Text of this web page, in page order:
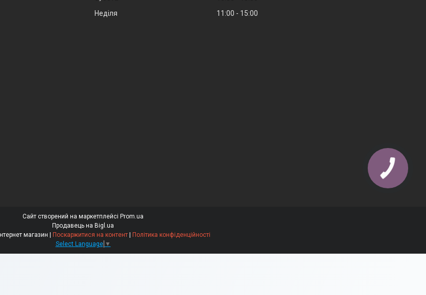
Неділя
11:00 15:00
Сайт створений на маркетплейсі Prom.ua
Продавець на Bigl.ua
"Бренд Меблі" Інтернет магазин | Поскаржитися на контент | Політика конфіденційності
Select Language ▼